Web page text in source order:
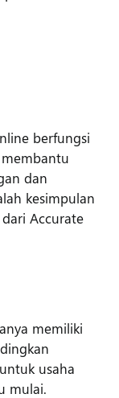
berfungsi
dan
kesimpulan
Accurate
memiliki
usaha
mulai.